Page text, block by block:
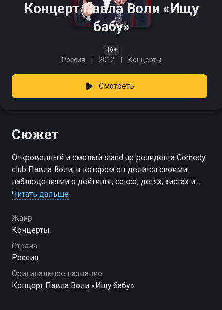
Концерт Павла Воли «Ищу
бабу»
16+
Россия 2012 Концерты
Смотреть
Сюжет
Откровенный и смелый stand up резидента Comedy
club Павла Воли, в котором он делится своими
наблюдениями о дейтинге, сексе, детях, аистах и
семейной жизни.
Читать дальше
Жанр
Концерты
Страна
Россия
Оригинальное название
Концерт Павла Воли «Ищу бабу»